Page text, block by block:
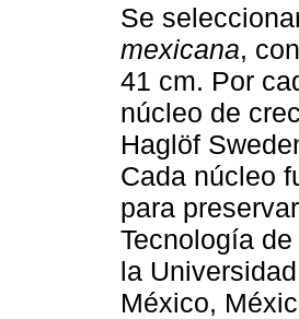
Se
mexicana,
41 cm. Por
núcleo de
Haglöf
Cada núcleo
para
Tecnología
la
México,